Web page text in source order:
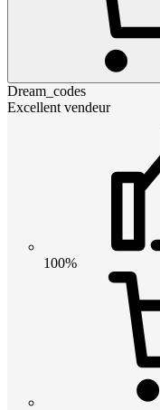
Dream_codes
Excellent vendeur
100%